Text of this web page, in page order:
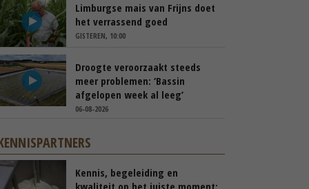
Limburgse mais van Frijns doet
het verrassend goed
GISTEREN, 10:00
Droogte veroorzaakt steeds
meer problemen: ‘Bassin
afgelopen week al leeg’
06-08-2026
Kennis, begeleiding en
kwaliteit op het juiste moment: